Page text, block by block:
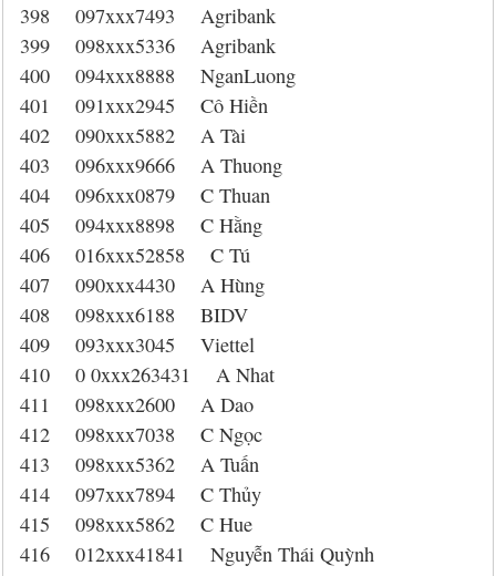
398 097xxx7493 Agribank
399 098xxx5336 Agribank
400 094xxx8888 NganLuong
401 091xxx2945 Cô Hiền
402 090xxx5882 A Tài
403 096xxx9666 A Thuong
404 096xxx0879 C Thuan
405 094xxx8898 C Hằng
406 016xxx52858 C Tú
407 090xxx4430 A Hùng
408 098xxx6188 BIDV
409 093xxx3045 Viettel
410 0 0xxx263431 A Nhat
411 098xxx2600 A Dao
412 098xxx7038 C Ngọc
413 098xxx5362 A Tuấn
414 097xxx7894 C Thủy
415 098xxx5862 C Hue
416 012xxx41841 Nguyễn Thái Quỳnh